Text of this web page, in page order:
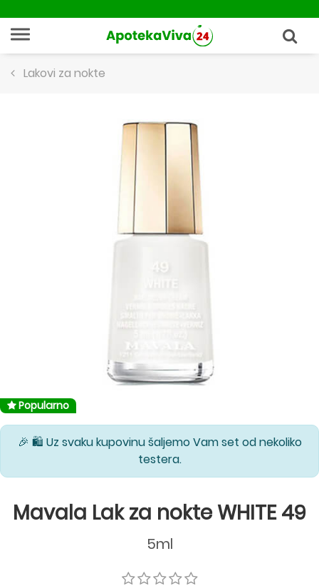
Lakovi za nokte
Popularno
🎉 🛍️ Uz svaku kupovinu šaljemo Vam set od nekoliko
testera.
Mavala Lak za nokte WHITE 49
5ml